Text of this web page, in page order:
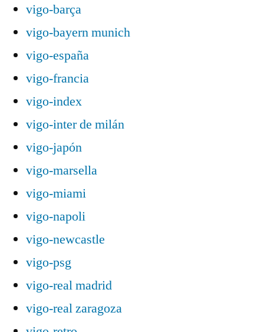
vigo-barça
vigo-bayern munich
vigo-españa
vigo-francia
vigo-index
vigo-inter de milán
vigo-japón
vigo-marsella
vigo-miami
vigo-napoli
vigo-newcastle
vigo-psg
vigo-real madrid
vigo-real zaragoza